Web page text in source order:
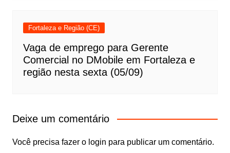
Fortaleza e Região (CE)
Vaga de emprego para Gerente
Comercial no DMobile em Fortaleza e
região nesta sexta (05/09)
Deixe um comentário
Você precisa fazer o login para publicar um comentário.